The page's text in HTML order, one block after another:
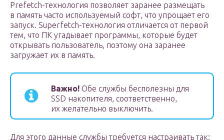
Prefetch-технология позволяет заранее размещать
в память часто используемый софт, что упрощает его
запуск. Superfetch-технология отличается от первой
тем, что ПК угадывает программы, которые будет
открывать пользователь, поэтому она заранее
загружает их в память.
Важно! Обе службы бесполезны для
SSD накопителя, соответственно,
их желательно выключить.
Для этого данные службы требуется настраивать так: